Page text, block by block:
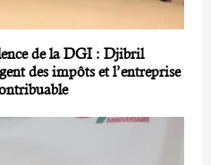
de la DGI : Djibril
des impôts et l’entreprise